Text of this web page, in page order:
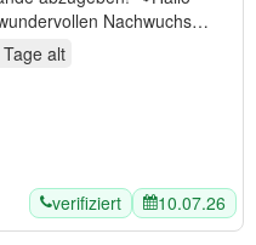
Nachwuchs
alt
verifiziert 10.07.26